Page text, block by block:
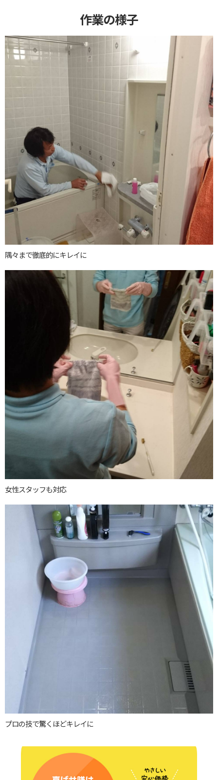
作業の様子
隅々まで徹底的にキレイに
女性スタッフも対応
プロの技で驚くほどキレイに